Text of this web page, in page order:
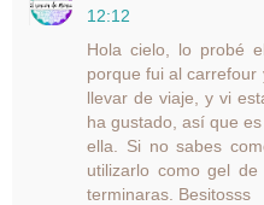
12:12
Hola cielo, lo probé
porque fui al carrefour
llevar de viaje, y vi
ha gustado, así que
ella. Si no sabes
utilizarlo como gel
terminaras. Besitosss